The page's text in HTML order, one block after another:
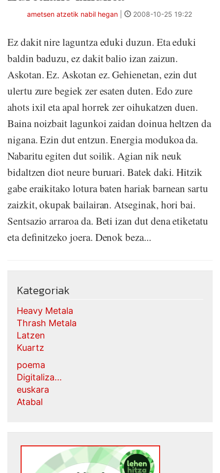
ametsen atzetik nabil hegan 2008-10-25 19:22
Ez dakit nire laguntza eduki duzun. Eta eduki
baldin baduzu, ez dakit balio izan zaizun.
Askotan. Ez. Askotan ez. Gehienetan, ezin dut
ulertu zure begiek zer esaten duten. Edo zure
ahots ixil eta apal horrek zer oihukatzen duen.
Baina noizbait lagunkoi zaidan doinua heltzen da
nigana. Ezin dut entzun. Energia modukoa da.
Nabaritu egiten dut soilik. Agian nik neuk
bidaltzen diot neure buruari. Batek daki. Hitzik
gabe eraikitako lotura baten hariak barnean sartu
zaizkit, okupak bailairan. Atseginak, hori bai.
Sentsazio arraroa da. Beti izan dut dena etiketatu
eta definitzeko joera. Denok beza...
Kategoriak
Heavy Metala
Thrash Metala
Latzen
Kuartz
poema
Digitaliza...
euskara
Atabal